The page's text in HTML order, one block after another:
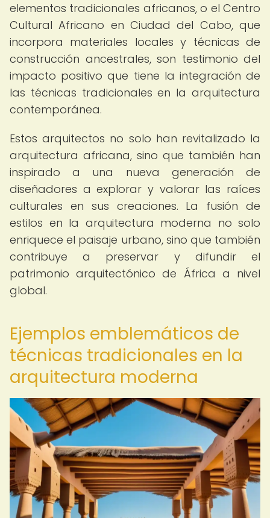
elementos tradicionales africanos, o el Centro
Cultural Africano en Ciudad del Cabo, que
incorpora materiales locales y técnicas de
construcción ancestrales, son testimonio del
impacto positivo que tiene la integración de
las técnicas tradicionales en la arquitectura
contemporánea.
Estos arquitectos no solo han revitalizado la
arquitectura africana, sino que también han
inspirado a una nueva generación de
diseñadores a explorar y valorar las raíces
culturales en sus creaciones. La fusión de
estilos en la arquitectura moderna no solo
enriquece el paisaje urbano, sino que también
contribuye a preservar y difundir el
patrimonio arquitectónico de África a nivel
global.
Ejemplos emblemáticos de
técnicas tradicionales en la
arquitectura moderna